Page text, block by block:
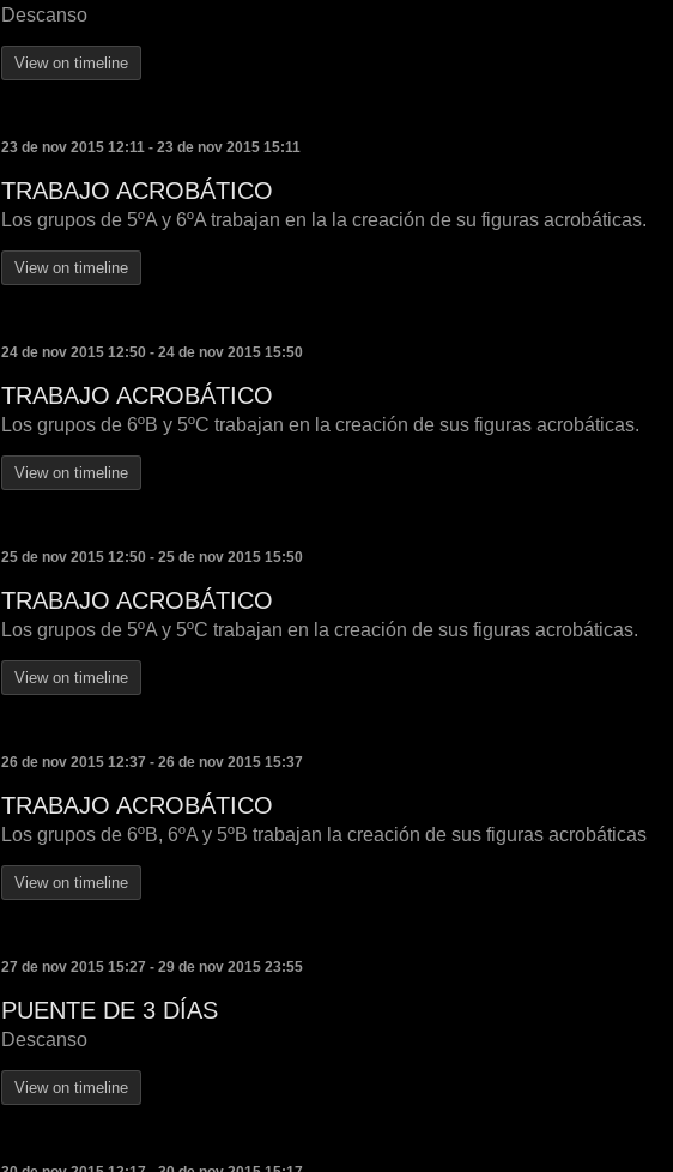
Descanso
View on timeline
23 de nov 2015 12:11 - 23 de nov 2015 15:11
TRABAJO ACROBÁTICO
Los grupos de 5ºA y 6ºA trabajan en la la creación de su figuras acrobáticas.
View on timeline
24 de nov 2015 12:50 - 24 de nov 2015 15:50
TRABAJO ACROBÁTICO
Los grupos de 6ºB y 5ºC trabajan en la creación de sus figuras acrobáticas.
View on timeline
25 de nov 2015 12:50 - 25 de nov 2015 15:50
TRABAJO ACROBÁTICO
Los grupos de 5ºA y 5ºC trabajan en la creación de sus figuras acrobáticas.
View on timeline
26 de nov 2015 12:37 - 26 de nov 2015 15:37
TRABAJO ACROBÁTICO
Los grupos de 6ºB, 6ºA y 5ºB trabajan la creación de sus figuras acrobáticas
View on timeline
27 de nov 2015 15:27 - 29 de nov 2015 23:55
PUENTE DE 3 DÍAS
Descanso
View on timeline